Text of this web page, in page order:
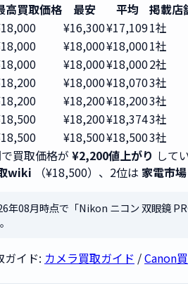
高買取価格 最安 平均
掲載店
¥16,300¥17,1091社
¥18,000¥18,0001社
¥18,000¥18,0002社
¥18,000¥18,0703社
¥18,200¥18,2003社
¥18,200¥18,3743社
¥18,500¥18,5003社
買取価格が ¥2,200値上がり して
wiki （¥18,500）、2位は 家電市場
年08月時点で「Nikon ニコン 双眼鏡
ガイド: カメラ買取ガイド /Canon